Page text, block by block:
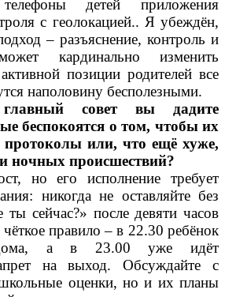
детей приложения
с геолокацией.. Я убеждён,
– разъяснение, контроль и
кардинально изменить
позиции родителей все
наполовину бесполезными.
совет вы дадите
беспокоятся о том, чтобы их
протоколы или, что ещё хуже,
ночных происшествий?
но его исполнение требует
никогда не оставляйте без
ты сейчас?» после девяти часов
чёткое правило – в 22.30 ребёнок
а в 23.00 уже идёт
на выход. Обсуждайте с
оценки, но и их планы